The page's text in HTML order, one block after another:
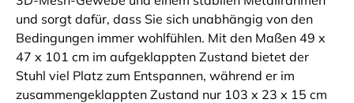
und sorgt dafür, dass Sie sich unabhängig von den
Bedingungen immer wohlfühlen. Mit den Maßen 49 x
47 x 101 cm im aufgeklappten Zustand bietet der
Stuhl viel Platz zum Entspannen, während er im
zusammengeklappten Zustand nur 103 x 23 x 15 cm